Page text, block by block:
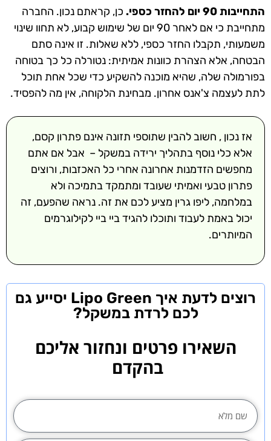
התחייבות 90 יום להחזר כספי.
כן, קראתם נכון. החברה
מתחייבת כי אם לאחר 90 יום של שימוש קבוע, לא תחוו שינוי
משמעותי, תקבלו החזר כספי, ללא שאלות. זו אינה סתם
הבטחה, אלא הצהרת כוונות אמיתית: נטורלה כל כך בטוחה
בפורמולה שלה, שהיא מוכנה להשקיע כדי שכל אחת תוכל
לתת לעצמה צ'אנס אחרון. מבחינת הלקוחה, אין מה להפסיד.
אז נכון , חשוב להבין שתוספי תזונה אינם פתרון קסם,
אלא כלי נוסף בתהליך ירידה במשקל – אבל אם אתם
מחפשים הזדמנות אחרונה אחרי כל האכזבות, ורוצים
פתרון טבעי ואמיתי שעובד ומתמקד בתמיכה ולא
במלחמה, ליפו גרין מציע לכם את זה. נראה שהפעם, זה
יכול באמת לעבוד ותוכלו להגיד ביי ביי לקילוגרמים
המיותרים.
רוצים לדעת איך Lipo Green יסייע גם
לכם לרדת במשקל?
השאירו פרטים ונחזור אליכם
בהקדם